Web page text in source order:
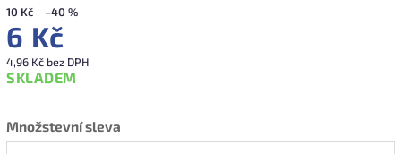
10 Kč –40 %
6 Kč
4,96 Kč bez DPH
SKLADEM
Množstevní sleva